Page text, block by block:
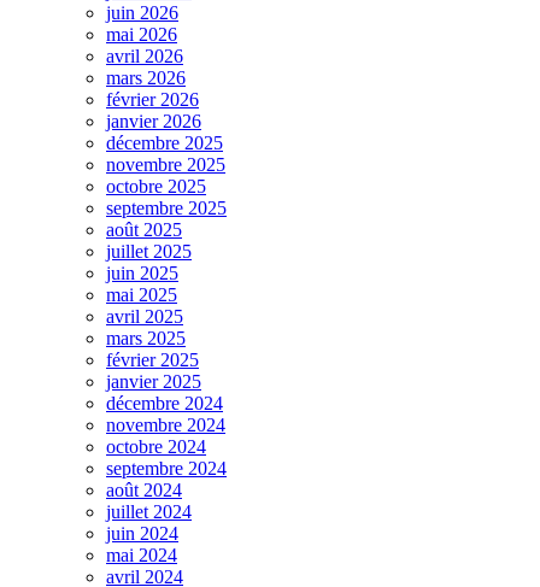
juin 2026
mai 2026
avril 2026
mars 2026
février 2026
janvier 2026
décembre 2025
novembre 2025
octobre 2025
septembre 2025
août 2025
juillet 2025
juin 2025
mai 2025
avril 2025
mars 2025
février 2025
janvier 2025
décembre 2024
novembre 2024
octobre 2024
septembre 2024
août 2024
juillet 2024
juin 2024
mai 2024
avril 2024